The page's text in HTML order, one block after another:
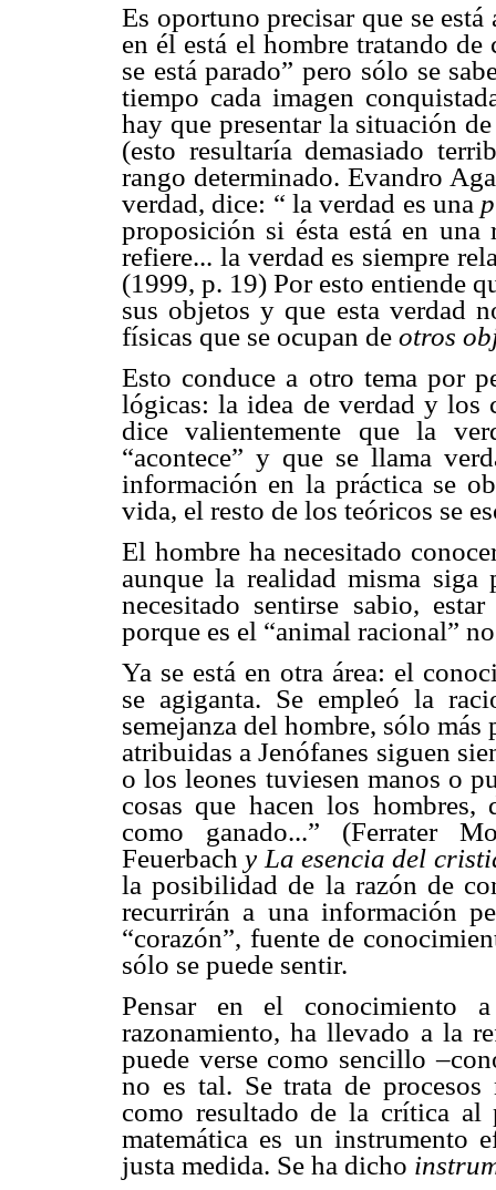
Es oportuno precisar que se
en él está el hombre tratando
se está parado” pero sólo se
tiempo cada imagen
hay que presentar la situación
(esto resultaría demasiado
rango determinado. Evandro
verdad, dice: “ la verdad es una
proposición si ésta está en
refiere... la verdad es siempre
(1999, p. 19) Por esto entiende
sus objetos y que esta verdad
físicas que se ocupan de otros
Esto conduce a otro tema por
lógicas: la idea de verdad y los
dice valientemente que la
“acontece” y que se llama
información en la práctica se
vida, el resto de los teóricos se
El hombre ha necesitado
aunque la realidad misma siga
necesitado sentirse sabio,
porque es el “animal racional”
Ya se está en otra área: el
se agiganta. Se empleó la
semejanza del hombre, sólo
atribuidas a Jenófanes siguen
o los leones tuviesen manos o
cosas que hacen los
como ganado...” (Ferrater
Feuerbach y La esencia del
la posibilidad de la razón de
recurrirán a una información
“corazón”, fuente de
sólo se puede sentir.
Pensar en el
razonamiento, ha llevado a la
puede verse como sencillo
no es tal. Se trata de
como resultado de la crítica
matemática es un instrumento
justa medida. Se ha dicho